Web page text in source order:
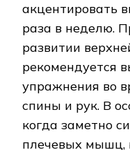
акцентировать
раза в неделю.
развитии
рекомендуется
упражнения во
спины и рук. В
когда заметно
плечевых мышц,